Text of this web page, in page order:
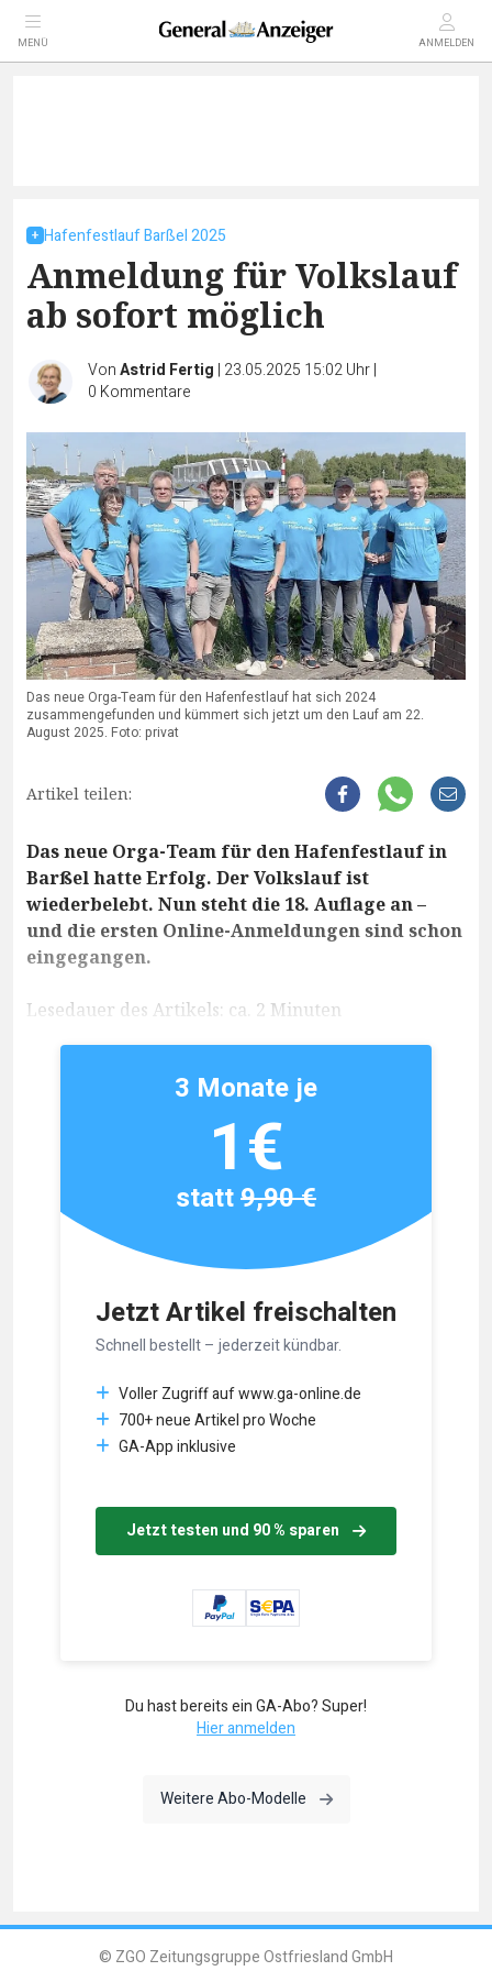
MENÜ ANMELDEN
Hafenfestlauf Barßel 2025
Anmeldung für Volkslauf
ab sofort möglich
VonAstrid Fertig | 23.05.2025 15:02 Uhr|
0 Kommentare
Das neue Orga-Team für den Hafenfestlauf hat sich 2024
zusammengefunden und kümmert sich jetzt um den Lauf am 22.
August 2025. Foto: privat
Artikel teilen:
Das neue Orga-Team für den Hafenfestlauf in
Barßel hatte Erfolg. Der Volkslauf ist
wiederbelebt. Nun steht die 18. Auflage an –
und die ersten Online-Anmeldungen sind schon
eingegangen.
Lesedauer des Artikels: ca. 2 Minuten
Jetzt Artikel freischalten
Schnell bestellt – jederzeit kündbar.
Voller Zugriff auf www.ga-online.de
700+ neue Artikel pro Woche
GA-App inklusive
Jetzt testen und 90 % sparen
3 Monate je
1€
statt9,90 €
Du hast bereits ein GA-Abo? Super!
Hier anmelden
Weitere Abo-Modelle
© ZGO Zeitungsgruppe Ostfriesland GmbH